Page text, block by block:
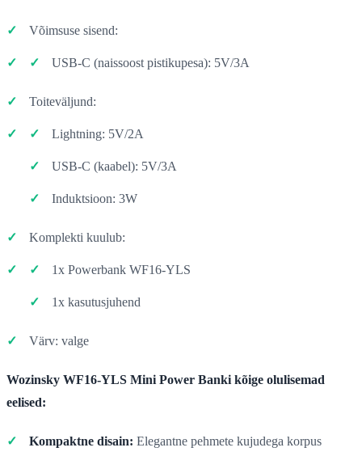
Võimsuse sisend:
USB-C (naissoost pistikupesa): 5V/3A
Toiteväljund:
Lightning: 5V/2A
USB-C (kaabel): 5V/3A
Induktsioon: 3W
Komplekti kuulub:
1x Powerbank WF16-YLS
1x kasutusjuhend
Värv: valge
Wozinsky WF16-YLS Mini Power Banki kõige olulisemad
eelised:
Kompaktne disain: Elegantne pehmete kujudega korpus